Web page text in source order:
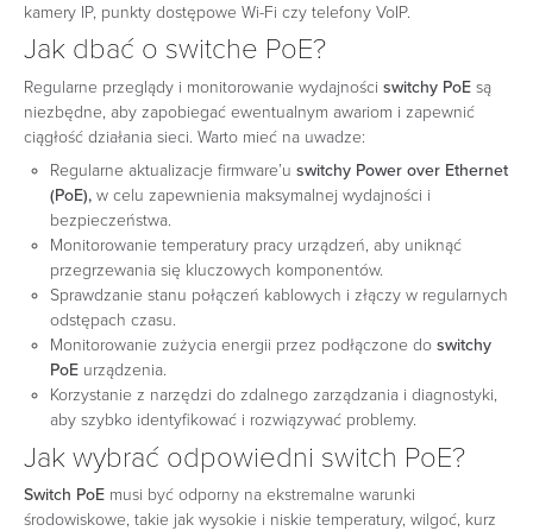
kamery IP, punkty dostępowe Wi-Fi czy telefony VoIP.
Jak dbać o switche PoE?
Regularne przeglądy i monitorowanie wydajności switchy PoE są
niezbędne, aby zapobiegać ewentualnym awariom i zapewnić
ciągłość działania sieci. Warto mieć na uwadze:
Regularne aktualizacje firmware’uswitchy Power over Ethernet
(PoE), w celu zapewnienia maksymalnej wydajności i
bezpieczeństwa.
Monitorowanie temperatury pracy urządzeń, aby uniknąć
przegrzewania się kluczowych komponentów.
Sprawdzanie stanu połączeń kablowych i złączy w regularnych
odstępach czasu.
Monitorowanie zużycia energii przez podłączone doswitchy
PoE urządzenia.
Korzystanie z narzędzi do zdalnego zarządzania i diagnostyki,
aby szybko identyfikować i rozwiązywać problemy.
Jak wybrać odpowiedni switch PoE?
Switch PoE musi być odporny na ekstremalne warunki
środowiskowe, takie jak wysokie i niskie temperatury, wilgoć, kurz